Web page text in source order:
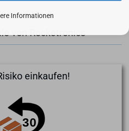
Informationen
von Rocketronics
einkaufen!